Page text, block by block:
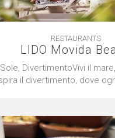
RESTAURANTS
LIDO Movida
Sole, DivertimentoVivi il
il divertimento, dove